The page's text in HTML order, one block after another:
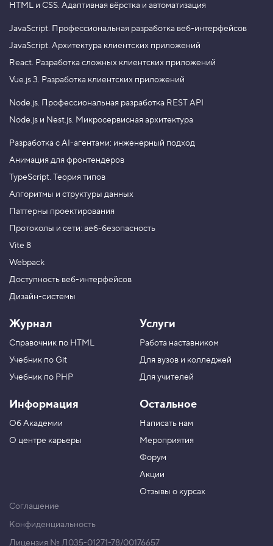
HTML и CSS. Адаптивная вёрстка и автоматизация
JavaScript. Профессиональная разработка веб-интерфейсов
JavaScript. Архитектура клиентских приложений
React. Разработка сложных клиентских приложений
Vue.js 3. Разработка клиентских приложений
Node.js. Профессиональная разработка REST API
Node.js и Nest.js. Микросервисная архитектура
Разработка с AI-агентами: инженерный подход
Анимация для фронтендеров
TypeScript. Теория типов
Алгоритмы и структуры данных
Паттерны проектирования
Протоколы и сети: веб-безопасность
Vite 8
Webpack
Доступность веб-интерфейсов
Дизайн-системы
Журнал
Справочник по HTML
Учебник по Git
Учебник по PHP
Информация
Об Академии
О центре карьеры
Услуги
Работа наставником
Для вузов и колледжей
Для учителей
Остальное
Написать нам
Мероприятия
Форум
Акции
Отзывы о курсах
Соглашение
Конфиденциальность
Лицензия № Л035-01271-78/00176657